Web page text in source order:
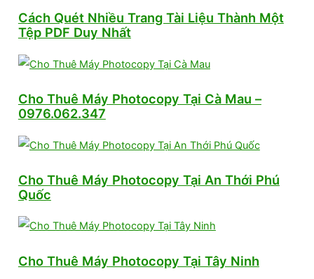
Cách Quét Nhiều Trang Tài Liệu Thành Một
Tệp PDF Duy Nhất
Cho Thuê Máy Photocopy Tại Cà Mau –
0976.062.347
Cho Thuê Máy Photocopy Tại An Thới Phú
Quốc
Cho Thuê Máy Photocopy Tại Tây Ninh